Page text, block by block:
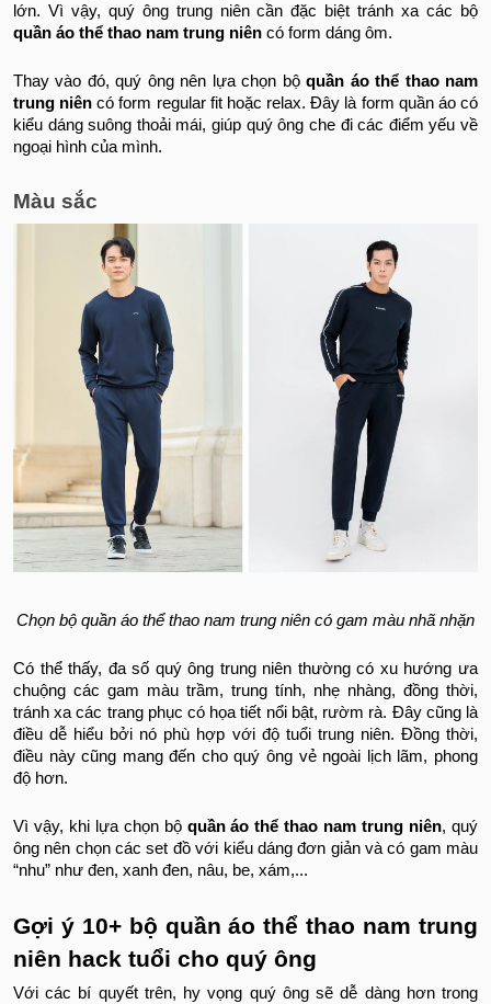
lớn. Vì vậy, quý ông trung niên cần đặc biệt tránh xa các bộ
quần áo thể thao nam trung niên có form dáng ôm.
Thay vào đó, quý ông nên lựa chọn bộquần áo thể thao nam
trung niêncó form regular fit hoặc relax. Đây là form quần áo có
kiểu dáng suông thoải mái, giúp quý ông che đi các điểm yếu về
ngoại hình của mình.
Màu sắc
Chọn bộ quần áo thể thao nam trung niên có gam màu nhã nhặn
Có thể thấy, đa số quý ông trung niên thường có xu hướng ưa
chuộng các gam màu trầm, trung tính, nhẹ nhàng, đồng thời,
tránh xa các trang phục có họa tiết nổi bật, rườm rà. Đây cũng là
điều dễ hiểu bởi nó phù hợp với độ tuổi trung niên. Đồng thời,
điều này cũng mang đến cho quý ông vẻ ngoài lịch lãm, phong
độ hơn.
Vì vậy, khi lựa chọn bộ quần áo thể thao nam trung niên, quý
ông nên chọn các set đồ với kiểu dáng đơn giản và có gam màu
“nhu” như đen, xanh đen, nâu, be, xám,...
Gợi ý 10+ bộ quần áo thể thao nam trung
niên hack tuổi cho quý ông
Với các bí quyết trên, hy vọng quý ông sẽ dễ dàng hơn trong